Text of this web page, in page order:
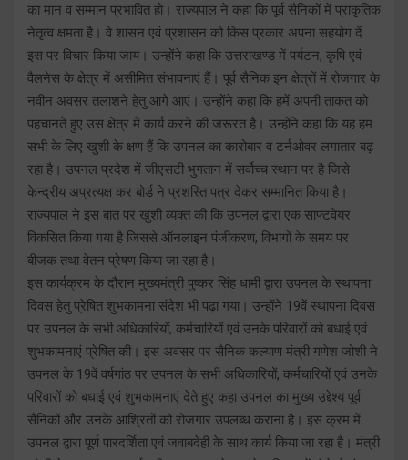
का मान व सम्मान प्रभावित हो। राज्यपाल ने कहा कि पूर्व सैनिकों में प्राकृतिक
नेतृत्व क्षमता है। वे शासन एवं प्रशासन को किस प्रकार अपना सहयोग दें
इस पर विचार किया जाय। उन्होंने कहा कि उत्तराखण्ड में पर्यटन, कृषि एवं
वैलनेस के क्षेत्र में असीमित संभावनाएं हैं। पूर्व सैनिक इन क्षेत्रों में रोजगार के
नवीन अवसर तलाशने हेतु आगे आएं। उन्होंने कहा कि हमें अपनी ताकत को
पहचानते हुए उस क्षेत्र में कार्य करने की जरूरत है। उन्होंने कहा कि यह हम
सभी के लिए खुशी के क्षण हैं कि उपनल का कारोबार व टर्नओवर लगातार बढ़
रहा है। उपनल प्रदेश में जीएसटी भुगतान में सर्वोच्च स्थान पर है जिसे
केन्द्रीय अप्रत्यक्ष कर बोर्ड ने प्रशस्ति पत्र देकर सम्मानित किया है।
राज्यपाल ने इस बात पर खुशी व्यक्त की कि उपनल द्वारा एक साफ्टवेयर
विकसित किया गया है जिससे ऑनलाइन पंजीकरण, विभागों के समय पर
बीजक तथा वेतन प्रेषण किया जा रहा है।
इस कार्यक्रम के दौरान मुख्यमंत्री पुष्कर सिंह धामी द्वारा उपनल के स्थापना
दिवस हेतु प्रेषित शुभकामना संदेश भी पढ़ा गया। उन्होंने 19वें स्थापना दिवस
पर उपनल के सभी अधिकारियों, कर्मचारियों एवं उनके परिवारों को बधाई एवं
शुभकामनाएं प्रेषित की। इस अवसर पर सैनिक कल्याण मंत्री गणेश जोशी ने
उपनल के 19वें वर्षगांठ पर उपनल के सभी अधिकारियों, कर्मचारियों एवं उनके
परिवारों को बधाई एवं शुभकामनाएं देते हुए कहा उपनल का मुख्य उद्देश्य पूर्व
सैनिकों और उनके आश्रितों को रोजगार उपलब्ध कराना है। इस क्रम में
उपनल द्वारा पूर्ण पारदर्शिता एवं जवाबदेही के साथ कार्य किया जा रहा है। मंत्री